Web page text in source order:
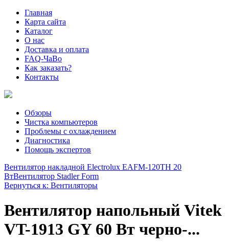
Главная
Карта сайта
Каталог
О нас
Доставка и оплата
FAQ-ЧаВо
Как заказать?
Контакты
Обзоры
Чистка компьютеров
Проблемы с охлаждением
Диагностика
Помощь экспертов
Вентилятор накладной Electrolux EAFM-120TH 20
ВтВентилятор Stadler Form
Вернуться к: Вентиляторы
Вентилятор напольный Vitek
VT-1913 GY 60 Вт черно-...